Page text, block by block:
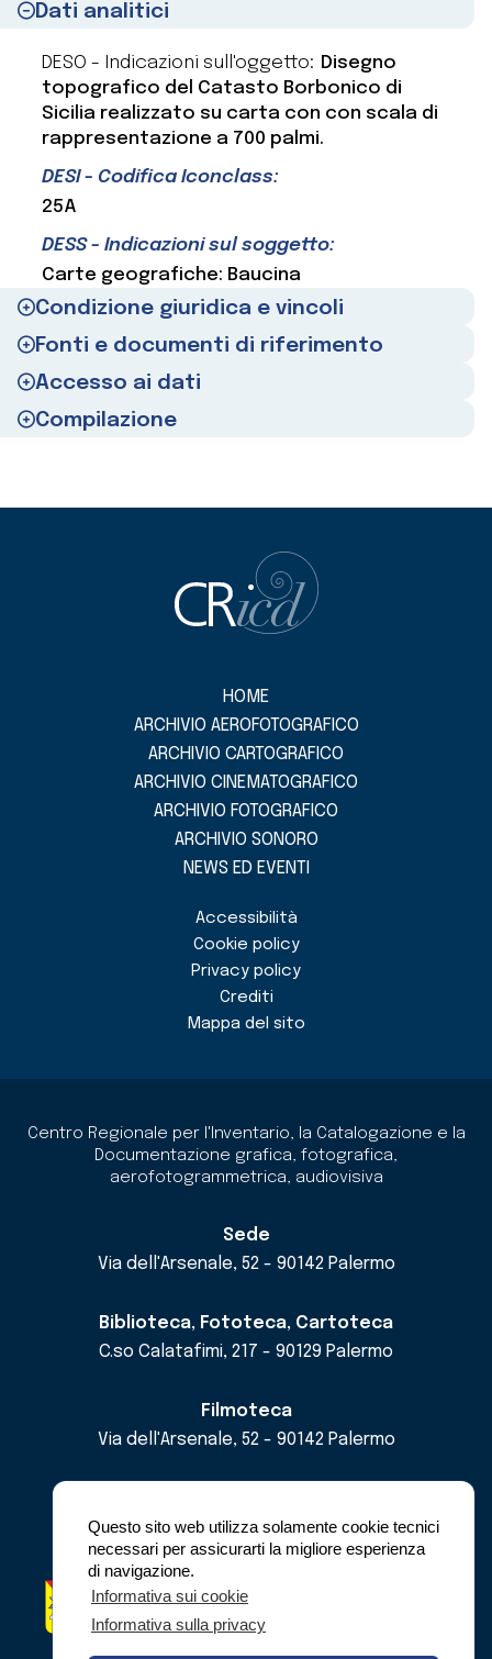
Questo sito web utilizza solamente cookie tecnici
necessari per assicurarti la migliore esperienza
di navigazione.
Informativa sui cookie
Informativa sulla privacy
Dati analitici
DESO - Indicazioni sull'oggetto: Disegno
topografico del Catasto Borbonico di
Sicilia realizzato su carta con con scala di
rappresentazione a 700 palmi.
DESI - Codifica Iconclass:
25A
DESS - Indicazioni sul soggetto:
Carte geografiche: Baucina
Condizione giuridica e vincoli
Fonti e documenti di riferimento
Accesso ai dati
Compilazione
HOME
ARCHIVIO AEROFOTOGRAFICO
ARCHIVIO CARTOGRAFICO
ARCHIVIO CINEMATOGRAFICO
ARCHIVIO FOTOGRAFICO
ARCHIVIO SONORO
NEWS ED EVENTI
Accessibilità
Cookie policy
Privacy policy
Crediti
Mappa del sito
Centro Regionale per l'Inventario, la Catalogazione e la
Documentazione grafica, fotografica,
aerofotogrammetrica, audiovisiva
Sede
Via dell'Arsenale, 52 - 90142 Palermo
Biblioteca, Fototeca, Cartoteca
C.so Calatafimi, 217 - 90129 Palermo
Filmoteca
Via dell'Arsenale, 52 - 90142 Palermo
pec cricdsicilia@pec.it
Regione Siciliana - Assessorato dei Beni
Dipartimento dei Beni Culturali e dell'Identità